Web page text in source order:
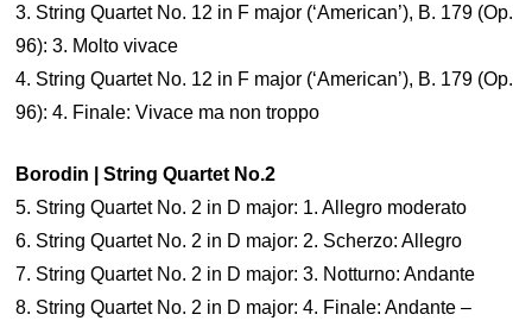
3. String Quartet No. 12 in F major (‘American’), B. 179 (Op.
96): 3. Molto vivace
4. String Quartet No. 12 in F major (‘American’), B. 179 (Op.
96): 4. Finale: Vivace ma non troppo
Borodin | String Quartet No.2
5. String Quartet No. 2 in D major: 1. Allegro moderato
6. String Quartet No. 2 in D major: 2. Scherzo: Allegro
7. String Quartet No. 2 in D major: 3. Notturno: Andante
8. String Quartet No. 2 in D major: 4. Finale: Andante –